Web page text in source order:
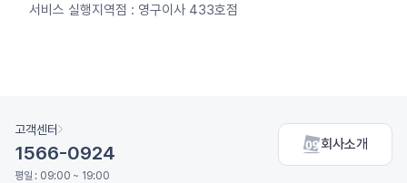
서비스 실행지역점 : 영구이사 433호점
고객센터
1566-0924
평일 : 09:00 ~ 19:00
회사소개